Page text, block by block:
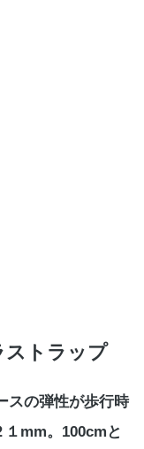
ストラップ
スの弾性が歩行時
mm。100cmと